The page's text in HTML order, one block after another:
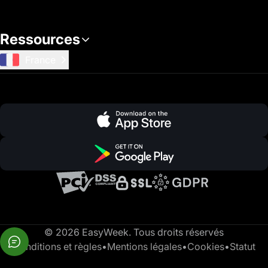
Ressources
© 2026 EasyWeek. Tous droits réservés
Conditions et règles•Mentions légales•Cookies•Statut